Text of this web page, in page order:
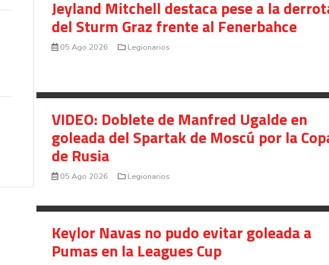
Saprissa a nivel internacional
Celso Borges enfrenta investigación penal por
presunto fraude en bienes gananciales
Jeyland Mitchell destaca pese a la
del Sturm Graz frente al Fenerbahce
05 Ago 2026 Legionarios
VIDEO: Doblete de Manfred Ugalde en
goleada del Spartak de Moscú por la
de Rusia
05 Ago 2026 Legionarios
Keylor Navas no pudo evitar goleada a
Pumas en la Leagues Cup